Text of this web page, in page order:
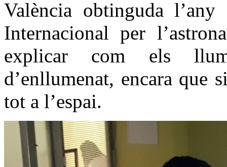
València obtinguda
Internacional per
explicar com els
d’enllumenat, encara
tot a l’espai.